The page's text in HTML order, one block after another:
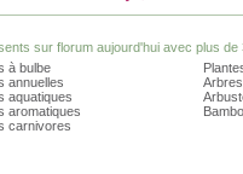
sur florum aujourd'hui avec plus de
à bulbe
annuelles
aquatiques
aromatiques
carnivores